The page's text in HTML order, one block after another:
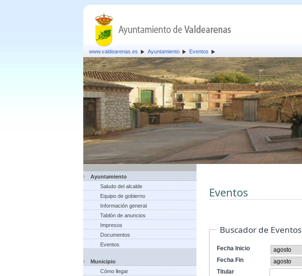
www.valdearenas.es Ayuntamiento Eventos
Ayuntamiento
Saludo del alcalde
Equipo de gobierno
Información general
Tablón de anuncios
Impresos
Documentos
Eventos
Municipio
Cómo llegar
Eventos
Buscador de Eventos
Fecha Inicio
Fecha Fin
Titular